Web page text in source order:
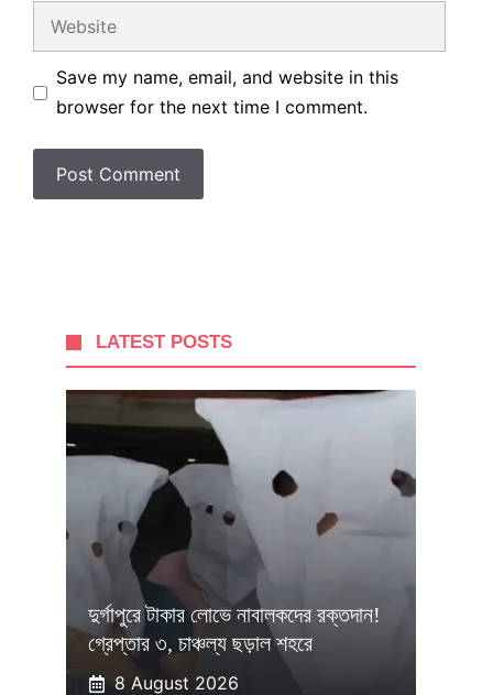
Website
Save my name, email, and website in this
browser for the next time I comment.
LATEST POSTS
দুর্গাপুরে টাকার লোভে নাবালকদের রক্তদান!
গ্রেপ্তার ৩, চাঞ্চল্য ছড়াল শহরে
8 August 2026